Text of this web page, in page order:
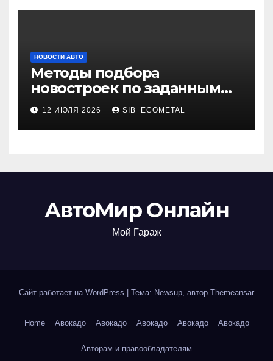
НОВОСТИ АВТО
Методы подбора
новостроек по заданным
критериям
12 ИЮЛЯ 2026 SIB_ECOMETAL
АвтоМир Онлайн
Мой Гараж
Сайт работает на WordPress Тема: Newsup, автор Themeansar
Home Авокадо Авокадо Авокадо Авокадо Авокадо
Авторам и правообладателям